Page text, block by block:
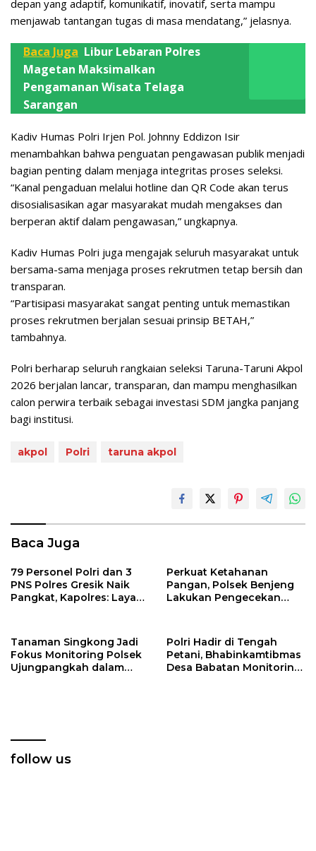
depan yang adaptif, komunikatif, inovatif, serta mampu
menjawab tantangan tugas di masa mendatang,” jelasnya.
Baca Juga Libur Lebaran Polres
Magetan Maksimalkan
Pengamanan Wisata Telaga
Sarangan
Kadiv Humas Polri Irjen Pol. Johnny Eddizon Isir
menambahkan bahwa penguatan pengawasan publik menjadi
bagian penting dalam menjaga integritas proses seleksi.
“Kanal pengaduan melalui hotline dan QR Code akan terus
disosialisasikan agar masyarakat mudah mengakses dan
berperan aktif dalam pengawasan,” ungkapnya.
Kadiv Humas Polri juga mengajak seluruh masyarakat untuk
bersama-sama menjaga proses rekrutmen tetap bersih dan
transparan.
“Partisipasi masyarakat sangat penting untuk memastikan
proses rekrutmen berjalan sesuai prinsip BETAH,”
tambahnya.
Polri berharap seluruh rangkaian seleksi Taruna-Taruni Akpol
2026 berjalan lancar, transparan, dan mampu menghasilkan
calon perwira terbaik sebagai investasi SDM jangka panjang
bagi institusi.
akpol Polri taruna akpol
Baca Juga
79 Personel Polri dan 3
PNS Polres Gresik Naik
Pangkat, Kapolres: Layani
Perkuat Ketahanan
Pangan, Polsek Benjeng
Lakukan Pengecekan
Tanaman Singkong Jadi
Fokus Monitoring Polsek
Ujungpangkah dalam
Polri Hadir di Tengah
Petani, Bhabinkamtibmas
Desa Babatan Monitoring
follow us